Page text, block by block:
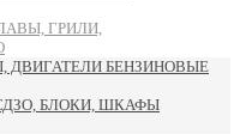
ГРИЛИ,
ДВИГАТЕЛИ БЕНЗИНОВЫЕ
БЛОКИ, ШКАФЫ